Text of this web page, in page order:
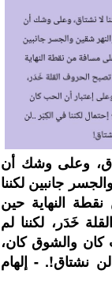
وعلى وشك أن
جانبين لكننا
النهاية حين
خَدَر، لكننا لم
كان والشوق كان،
نشتاق!. - إلهام